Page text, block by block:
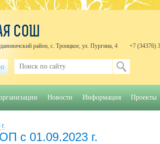
с 01.09.2023 г.
СОШ
район, с. Троицкое, ул. Пургина, 4 +7 (34376)
Новости Информация Проекты